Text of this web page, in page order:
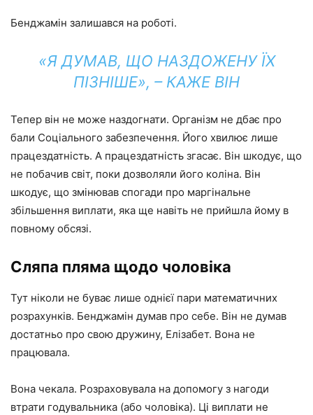
Бенджамін залишався на роботі.
«Я ДУМАВ, ЩО НАЗДОЖЕНУ ЇХ
ПІЗНІШЕ», – КАЖЕ ВІН
Тепер він не може наздогнати. Організм не дбає про
бали Соціального забезпечення. Його хвилює лише
працездатність. А працездатність згасає. Він шкодує, що
не побачив світ, поки дозволяли його коліна. Він
шкодує, що змінював спогади про маргінальне
збільшення виплати, яка ще навіть не прийшла йому в
повному обсязі.
Сляпа пляма щодо чоловіка
Тут ніколи не буває лише однієї пари математичних
розрахунків. Бенджамін думав про себе. Він не думав
достатньо про свою дружину, Елізабет. Вона не
працювала.
Вона чекала. Розраховувала на допомогу з нагоди
втрати годувальника (або чоловіка). Ці виплати не